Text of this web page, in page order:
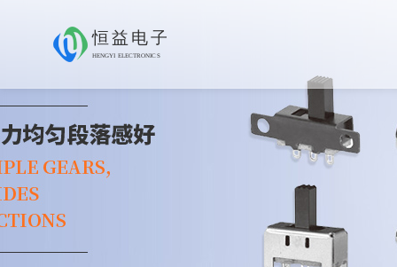
恒益电子
HENGYI ELECTRONICS